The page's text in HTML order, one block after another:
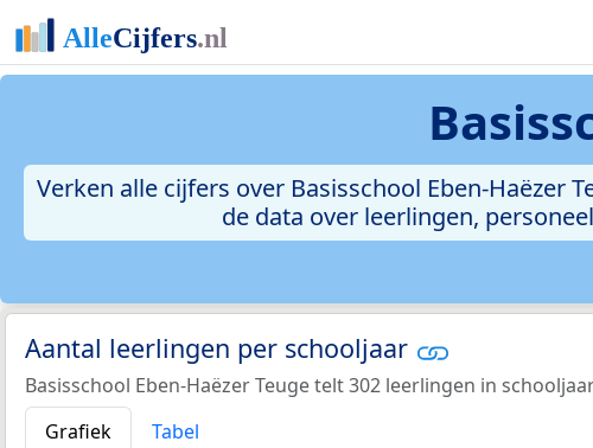
Verken alle cijfers over Basisschool Eben-Haëzer
de data over leerlingen,
Aantal leerlingen per schooljaar
Basisschool Eben-Haëzer Teuge telt 302 leerlingen in
Grafiek
Tabel